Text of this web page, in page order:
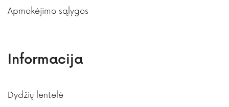
Apmokėjimo sąlygos
Informacija
Dydžių lentelė